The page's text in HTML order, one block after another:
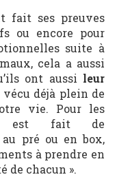
fait ses preuves
ou encore pour
suite à
cela a aussi
ont aussi leur
vécu déjà plein de
vie. Pour les
est fait de
pré ou en box,
à prendre en
de chacun ».